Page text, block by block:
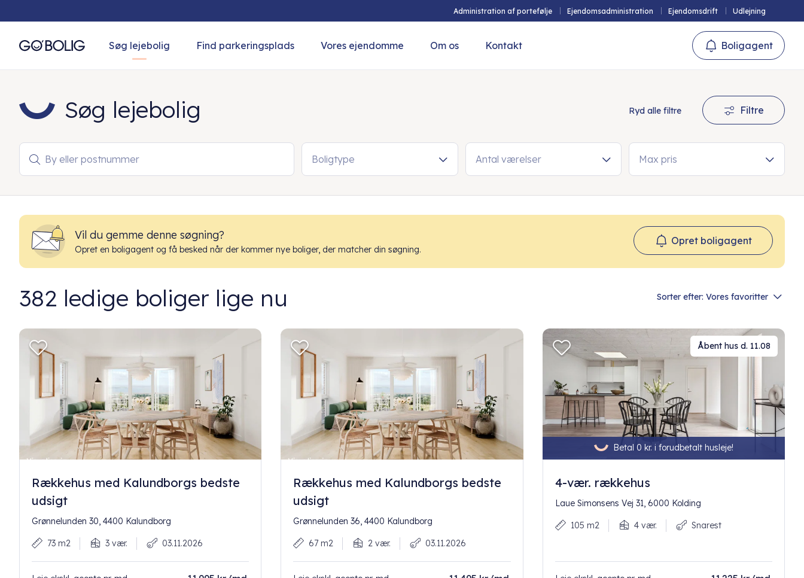
Administration af portefølje Ejendomsadministration Ejendomsdrift Udlejning
Søg lejebolig Find parkeringsplads Vores ejendomme Om os Kontakt Boligagent
Søg lejebolig Ryd alle filtre Filtre
By eller postnummer
 Boligtype Antal værelser Max pris
Vil du gemme denne søgning?
Opret en boligagent og få besked når der kommer nye boliger, der matcher din søgning.
Opret boligagent
382 ledige boliger lige nu Sorter efter: Vores favoritter
Rækkehus med Kalundborgs bedste
udsigt
Grønnelunden 30, 4400 Kalundborg
73 m2 3 vær. 03.11.2026
Rækkehus med Kalundborgs bedste
udsigt
Grønnelunden 36, 4400 Kalundborg
67 m2 2 vær. 03.11.2026
Betal 0 kr. i forudbetalt husleje!
Åbent hus d. 11.08
4-vær. rækkehus
Laue Simonsens Vej 31, 6000 Kolding
105 m2 4 vær. Snarest